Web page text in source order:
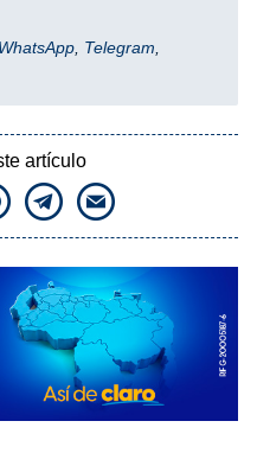
Telegram
artículo